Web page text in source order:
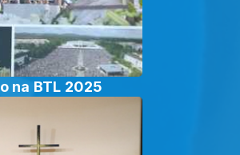
na BTL 2025